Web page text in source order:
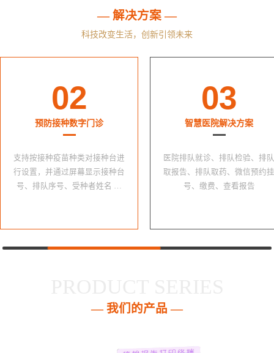
— 解决方案 —
科技改变生活，创新引领未来
02
预防接种数字门诊
支持按接种疫苗种类对接种台进
行设置，并通过屏幕显示接种台
号、排队序号、受种者姓名 …
03
智慧医院解决方案
医院排队就诊、排队检验、排队
取报告、排队取药、微信预约挂
号、缴费、查看报告
— 我们的产品 —